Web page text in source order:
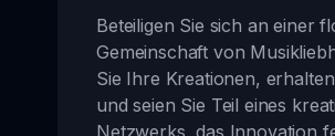
Beteiligen Sie sich an einer
Gemeinschaft von
Sie Ihre Kreationen,
und seien Sie Teil eines